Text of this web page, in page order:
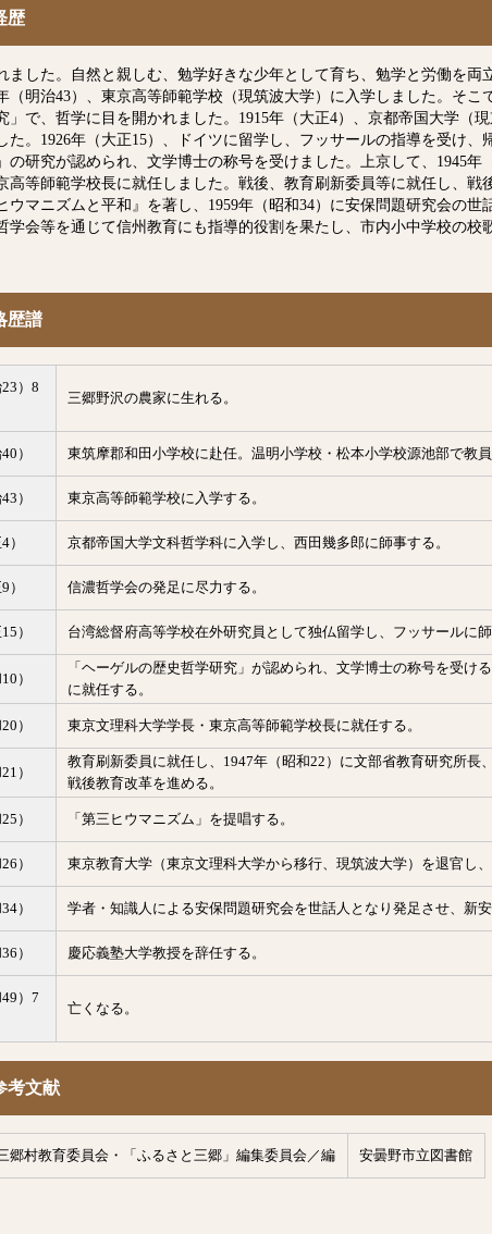
歴
ました。自然と親しむ、勉学好きな少年として育ち、勉学と労働を両
（明治43）、東京高等師範学校（現筑波大学）に入学しました。そ
」で、哲学に目を開かれました。1915年（大正4）、京都帝国大学（
た。1926年（大正15）、ドイツに留学し、フッサールの指導を受け
の研究が認められ、文学博士の称号を受けました。上京して、1945
高等師範学校長に就任しました。戦後、教育刷新委員等に就任し、戦
ウマニズムと平和』を著し、1959年（昭和34）に安保問題研究会の
学会等を通じて信州教育にも指導的役割を果たし、市内小中学校の校
歴譜
）8
三郷野沢の農家に生れる。
） 東筑摩郡和田小学校に赴任。温明小学校・松本小学校源池部で教員
） 東京高等師範学校に入学する。
） 京都帝国大学文科哲学科に入学し、西田幾多郎に師事する。
） 信濃哲学会の発足に尽力する。
） 台湾総督府高等学校在外研究員として独仏留学し、フッサールに師
）
「ヘーゲルの歴史哲学研究」が認められ、文学博士の称号を受け
に就任する。
） 東京文理科大学学長・東京高等師範学校長に就任する。
）
教育刷新委員に就任し、1947年（昭和22）に文部省教育研究所長
戦後教育改革を進める。
） 「第三ヒウマニズム」を提唱する。
） 東京教育大学（東京文理科大学から移行、現筑波大学）を退官し
） 学者・知識人による安保問題研究会を世話人となり発足させ、新
） 慶応義塾大学教授を辞任する。
）7
亡くなる。
考文献
郷村教育委員会・「ふるさと三郷」編集委員会／編 安曇野市立図書館